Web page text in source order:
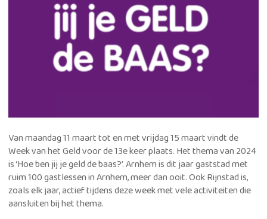
Van maandag 11 maart tot en met vrijdag 15 maart vindt de
Week van het Geld voor de 13e keer plaats. Het thema van 2024
is ‘Hoe ben jij je geld de baas?’. Arnhem is dit jaar gaststad met
ruim 100 gastlessen in Arnhem, meer dan ooit. Ook Rijnstad is,
zoals elk jaar, actief tijdens deze week met vele activiteiten die
aansluiten bij het thema.